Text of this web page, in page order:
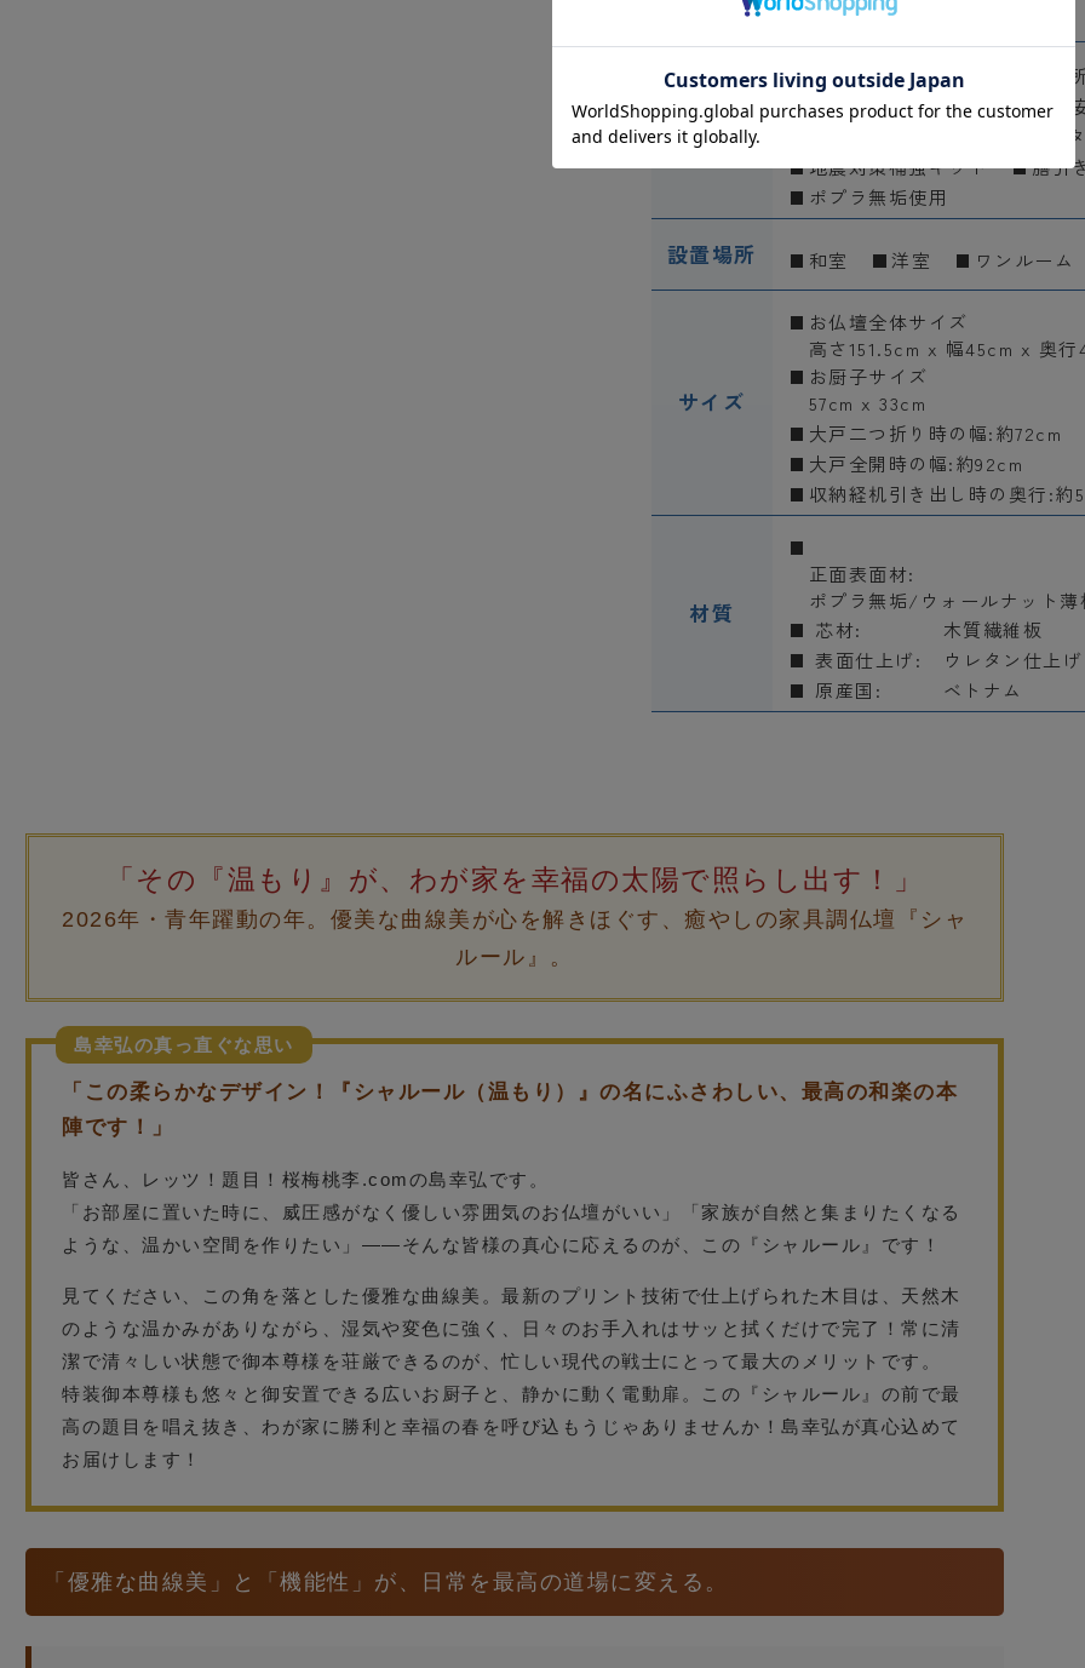
機能
LED照明×2
引き出し3箇
収納経机
特装御本尊様御
ウレ
地震対策補強キット
膳引
ポプラ無垢使用
設置場所 和室 洋室 ワンルーム
サイズ
お仏壇全体サイズ
高さ151.5cm x 幅45cm x 奥行
お厨子サイズ
57cm x 33cm
大戸二つ折り時の幅:約72cm
大戸全開時の幅:約92cm
収納経机引き出し時の奥行:約
材質
正面表面材:
ポプラ無垢/ウォールナット薄
芯材:
木質繊維板
表面仕上げ:
ウレタン仕上げ
原産国:
ベトナム
「その『温もり』が、わが家を幸福の太陽で照らし出す！」
2026年・青年躍動の年。優美な曲線美が心を解きほぐす、癒やしの家具調仏壇『シャ
ルール』。
島幸弘の真っ直ぐな思い
「この柔らかなデザイン！『シャルール（温もり）』の名にふさわしい、最高の和楽の本
陣です！」
皆さん、レッツ！題目！桜梅桃李.comの島幸弘です。
「お部屋に置いた時に、威圧感がなく優しい雰囲気のお仏壇がいい」「家族が自然と集まりたくなる
ような、温かい空間を作りたい」——そんな皆様の真心に応えるのが、この『シャルール』です！
見てください、この角を落とした優雅な曲線美。最新のプリント技術で仕上げられた木目は、天然木
のような温かみがありながら、湿気や変色に強く、日々のお手入れはサッと拭くだけで完了！常に清
潔で清々しい状態で御本尊様を荘厳できるのが、忙しい現代の戦士にとって最大のメリットです。
特装御本尊様も悠々と御安置できる広いお厨子と、静かに動く電動扉。この『シャルール』の前で最
高の題目を唱え抜き、わが家に勝利と幸福の春を呼び込もうじゃありませんか！島幸弘が真心込めて
お届けします！
「優雅な曲線美」と「機能性」が、日常を最高の道場に変える。